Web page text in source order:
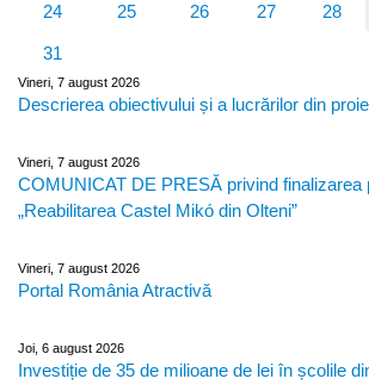
24 25 26 27 28
31
Vineri, 7 august 2026
Descrierea obiectivului și a lucrărilor din
Vineri, 7 august 2026
COMUNICAT DE PRESĂ privind finalizarea
„Reabilitarea Castel Mikó din Olteni”
Vineri, 7 august 2026
Portal România Atractivă
Joi, 6 august 2026
Investiție de 35 de milioane de lei în școlile